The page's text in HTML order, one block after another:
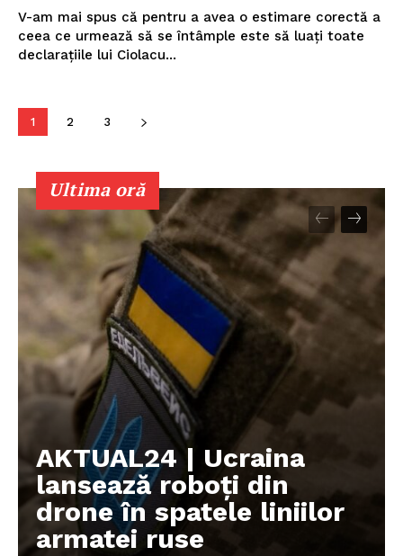
Un proiect
FREEDOM HOUSE ROMÂNIA
PRESShub
Despre noi / Echipa
Proiecte editoriale
V-am mai spus că pentru a avea o estimare corectă a
ceea ce urmează să se întâmple este să luați toate
declarațiile lui Ciolacu...
1 2 3
Ultima oră
AKTUAL24 | Ucraina
lansează roboți din
drone în spatele liniilor
armatei ruse